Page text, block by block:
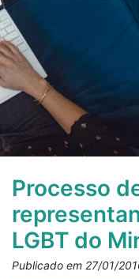
Processo
LGBT do
Publicado em 27/01/